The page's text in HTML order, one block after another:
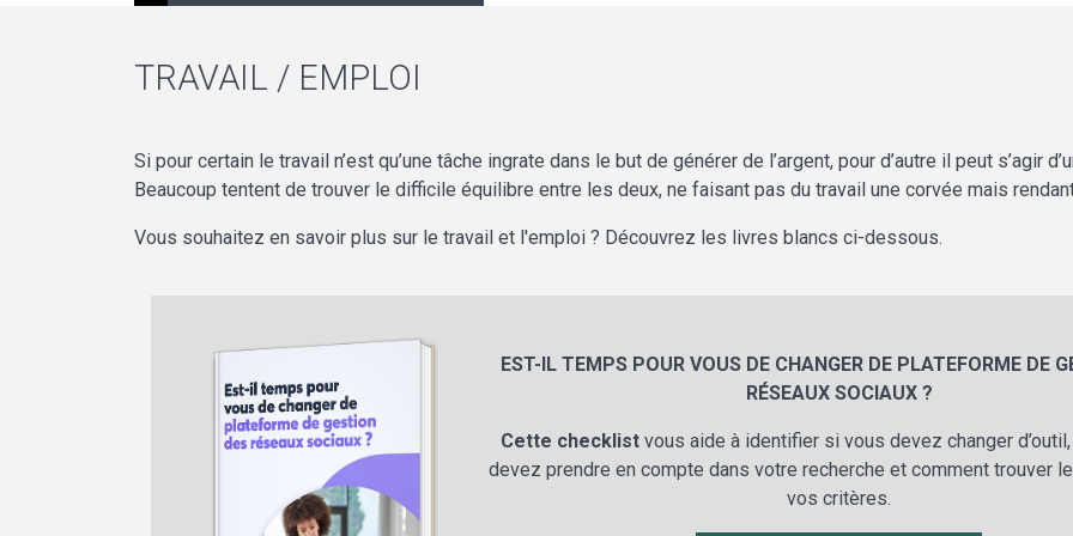
TRAVAIL / EMPLOI
Si pour certain le travail n’est qu’une tâche ingrate dans le but de générer de l’argent, pour d’autre il peut s’agir
Beaucoup tentent de trouver le difficile équilibre entre les deux, ne faisant pas du travail une corvée mais
Vous souhaitez en savoir plus sur le travail et l'emploi ? Découvrez les livres blancs ci-dessous.
EST-IL TEMPS POUR VOUS DE CHANGER DE PLATEFORME DE
RÉSEAUX SOCIAUX ?
Cette checklist vous aide à identifier si vous devez changer
devez prendre en compte dans votre recherche et comment trouver
vos critères.